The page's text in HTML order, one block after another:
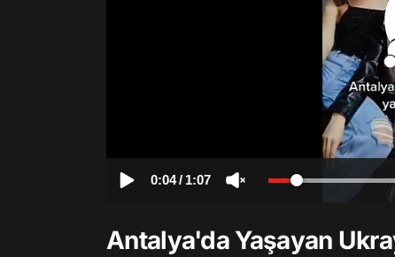
0:04/ 1:07
Antalya'da Yaşayan